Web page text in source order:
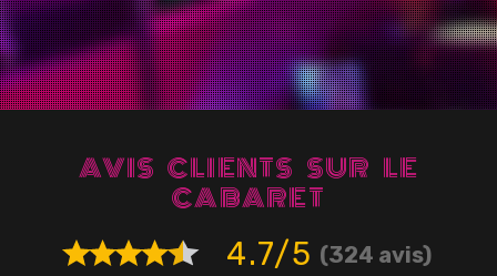
AVIS CLIENTS SUR LE
CABARET
4.7/5 (324 avis)